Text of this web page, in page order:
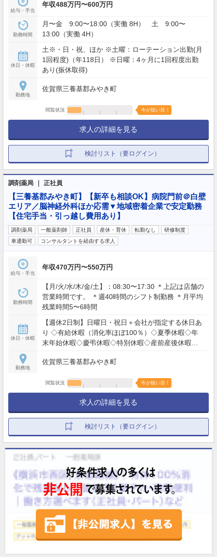
給与・手当
年収488万円〜600万円
勤務時間
月〜金 9:00〜18:00（実働 8H） 土 9:00〜
13:00（実働 4H）
休日・休暇
土※・日・祝、ほか ※土曜：ローテーション出勤(月
1回程度)（年118日） ※日曜：4ヶ月に1回程度出勤
あり(振休取得)
勤務地
佐賀県三養基郡みやき町
閲覧状況 今が狙い目！
求人の詳細を見る
検討リスト（要ログイン）
調剤薬局 ｜ 正社員
【三養基郡みやき町】【新卒も相談OK】病院門前＠白壁
エリア／脳神経外科ほか応需▼地域密着企業で安定勤務
【住宅手当・引っ越し費用あり】
調剤薬局 一般薬剤師 正社員 産休・育休 転勤なし
研修制度
車通勤可
コンサルタントを経由する求人
給与・手当
年収470万円〜550万円
勤務時間
【月/火/水/木/金/土】：08:30〜17:30 ＊上記は店舗の
営業時間です。 ＊週40時間のシフト制勤務 ＊月平均
残業時間5〜6時間
休日・休暇
【週休2日制】日曜日・祝日＋会社が指定する休日あ
り ◇有給休暇（消化率ほぼ100％）◇夏季休暇◇年
末年始休暇◇慶弔休暇◇特別休暇◇産前産後休暇◇
勤務地
佐賀県三養基郡みやき町
閲覧状況 今が狙い目！
求人の詳細を見る
検討リスト（要ログイン）